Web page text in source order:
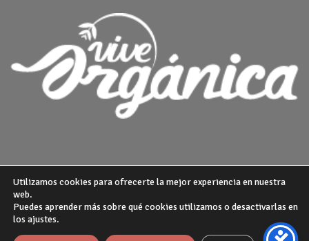
¿QUIENES SOMOS? POLITICA DE PRIVACIDAD
Utilizamos cookies para ofrecerte la mejor experiencia en nuestra
web.
Puedes aprender más sobre qué cookies utilizamos o desactivarlas en
los ajustes.